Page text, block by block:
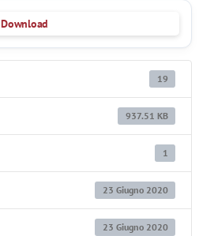
Download
19
937.51 KB
1
23 Giugno 2020
23 Giugno 2020